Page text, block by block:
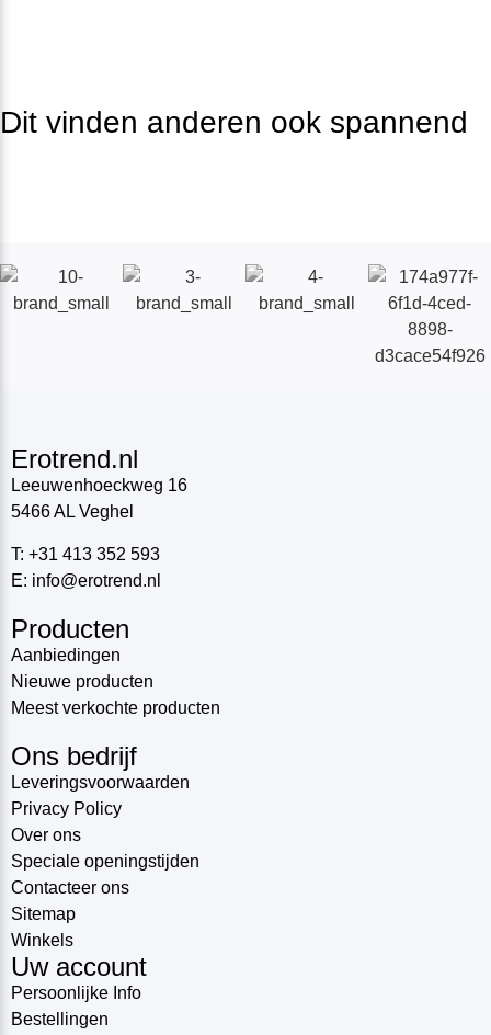
Dit vinden anderen ook spannend
Erotrend.nl
Leeuwenhoeckweg 16
5466 AL Veghel
T: +31 413 352 593
E: info@erotrend.nl
Producten
Aanbiedingen
Nieuwe producten
Meest verkochte producten
Ons bedrijf
Leveringsvoorwaarden
Privacy Policy
Over ons
Speciale openingstijden
Contacteer ons
Sitemap
Winkels
Uw account
Persoonlijke Info
Bestellingen